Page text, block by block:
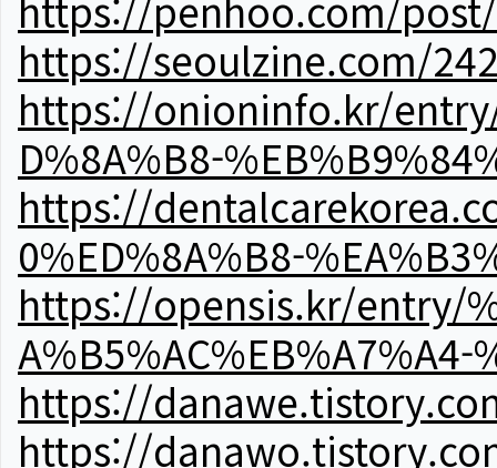
https://seoulzine.com/
https://onioninfo.kr/entry/
D%8A%B8-
https://
0%ED%8A%B8-
https://opensis.kr/entry/
A%B5%AC%EB%A7%A4-
https://
https://